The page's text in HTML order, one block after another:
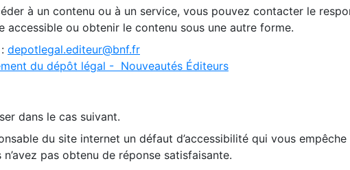
à un contenu ou à un service, vous pouvez contacter le
accessible ou obtenir le contenu sous une autre forme.
depotlegal.editeur@bnf.fr
du dépôt légal - Nouveautés Éditeurs
dans le cas suivant.
du site internet un défaut d’accessibilité qui vous
pas obtenu de réponse satisfaisante.